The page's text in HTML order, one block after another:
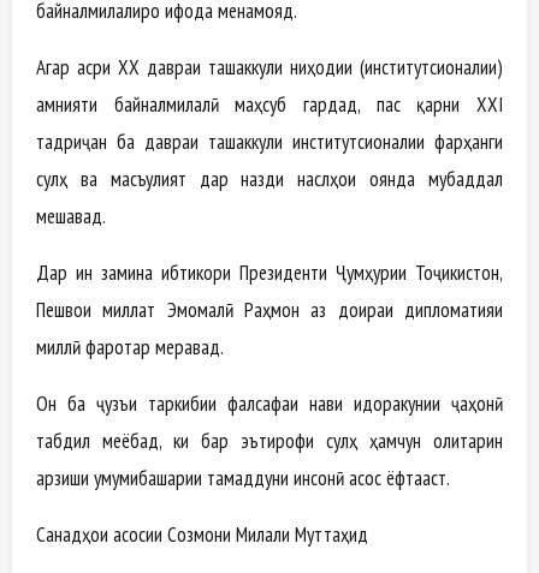
байналмилалиро ифода менамояд.
Агар асри ХХ давраи ташаккули ниҳодии (институтсионалии)
амнияти байналмилалӣ маҳсуб гардад, пас қарни XXI
тадриҷан ба давраи ташаккули институтсионалии фарҳанги
сулҳ ва масъулият дар назди наслҳои оянда мубаддал
мешавад.
Дар ин замина ибтикори Президенти Ҷумҳурии Тоҷикистон,
Пешвои миллат Эмомалӣ Раҳмон аз доираи дипломатияи
миллӣ фаротар меравад.
Он ба ҷузъи таркибии фалсафаи нави идоракунии ҷаҳонӣ
табдил меёбад, ки бар эътирофи сулҳ ҳамчун олитарин
арзиши умумибашарии тамаддуни инсонӣ асос ёфтааст.
Санадҳои асосии Созмони Милали Муттаҳид